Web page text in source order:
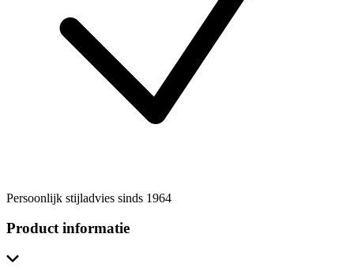
Persoonlijk stijladvies sinds 1964
Product informatie